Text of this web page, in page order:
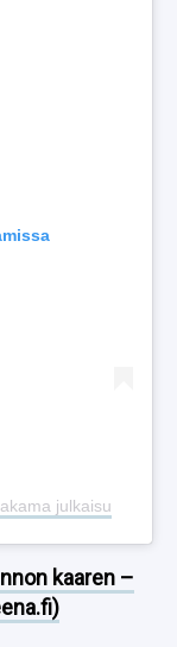
julkaisu
kaaren –